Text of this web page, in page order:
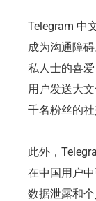
Telegram 中
成为沟通障
私人士的喜
用户发送大
千名粉丝的社
此外，
在中国用户
数据泄露和